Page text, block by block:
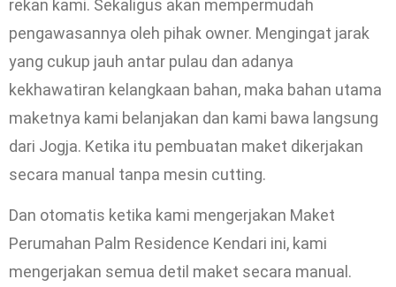
rekan kami. Sekaligus akan mempermudah
pengawasannya oleh pihak owner. Mengingat jarak
yang cukup jauh antar pulau dan adanya
kekhawatiran kelangkaan bahan, maka bahan utama
maketnya kami belanjakan dan kami bawa langsung
dari Jogja. Ketika itu pembuatan maket dikerjakan
secara manual tanpa mesin cutting.
Dan otomatis ketika kami mengerjakan Maket
Perumahan Palm Residence Kendari ini, kami
mengerjakan semua detil maket secara manual.